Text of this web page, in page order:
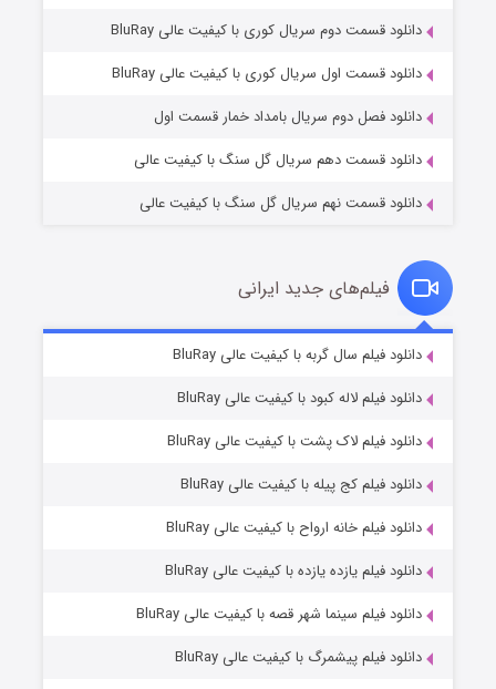
وستی ها
قسمت۱ (زیرنویس) منتشر شد
قسمت۶ (زیرنویس) منتشر شد
دانلود قسمت دوم سریال کوری با کیفیت عالی BluRay
دانلود قسمت اول سریال کوری با کیفیت عالی BluRay
دانلود فصل دوم سریال بامداد خمار قسمت اول
دانلود قسمت دهم سریال گل سنگ با کیفیت عالی
دانلود قسمت نهم سریال گل سنگ با کیفیت عالی
فیلم‌های جدید ایرانی
دانلود فیلم سال گربه با کیفیت عالی BluRay
دانلود فیلم لاله کبود با کیفیت عالی BluRay
دانلود فیلم لاک پشت با کیفیت عالی BluRay
دانلود فیلم کج‌ پیله با کیفیت عالی BluRay
دانلود فیلم خانه ارواح با کیفیت عالی BluRay
دانلود فیلم یازده یازده با کیفیت عالی BluRay
دانلود فیلم سینما شهر قصه با کیفیت عالی BluRay
دانلود فیلم پیشمرگ با کیفیت عالی BluRay